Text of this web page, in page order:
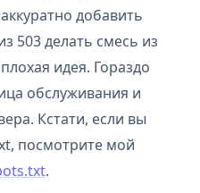
добавить
503 делать смесь из
идея. Гораздо
обслуживания и
Кстати, если вы
посмотрите мой
.